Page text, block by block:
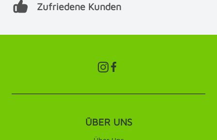
Zufriedene Kunden
ÜBER UNS